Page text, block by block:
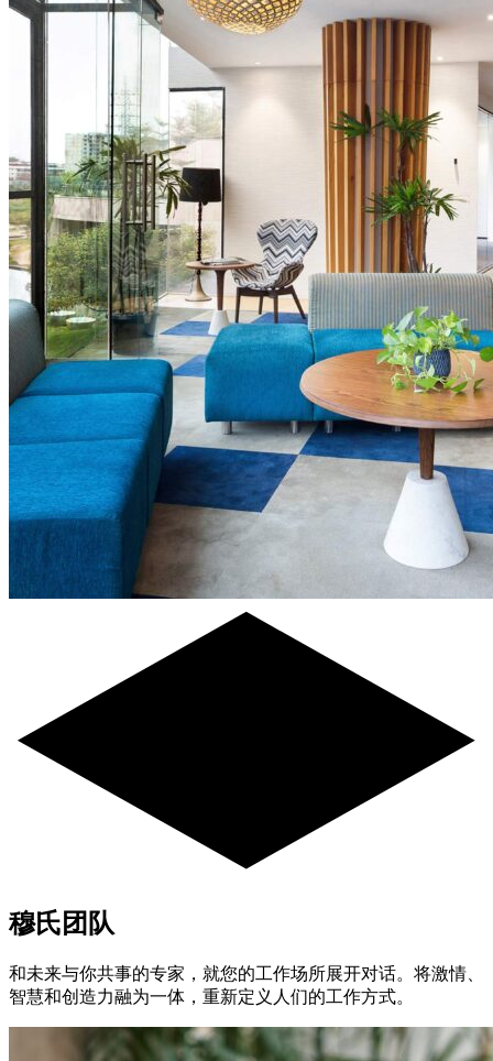
穆氏团队
和未来与你共事的专家，就您的工作场所展开对话。将激情、
智慧和创造力融为一体，重新定义人们的工作方式。